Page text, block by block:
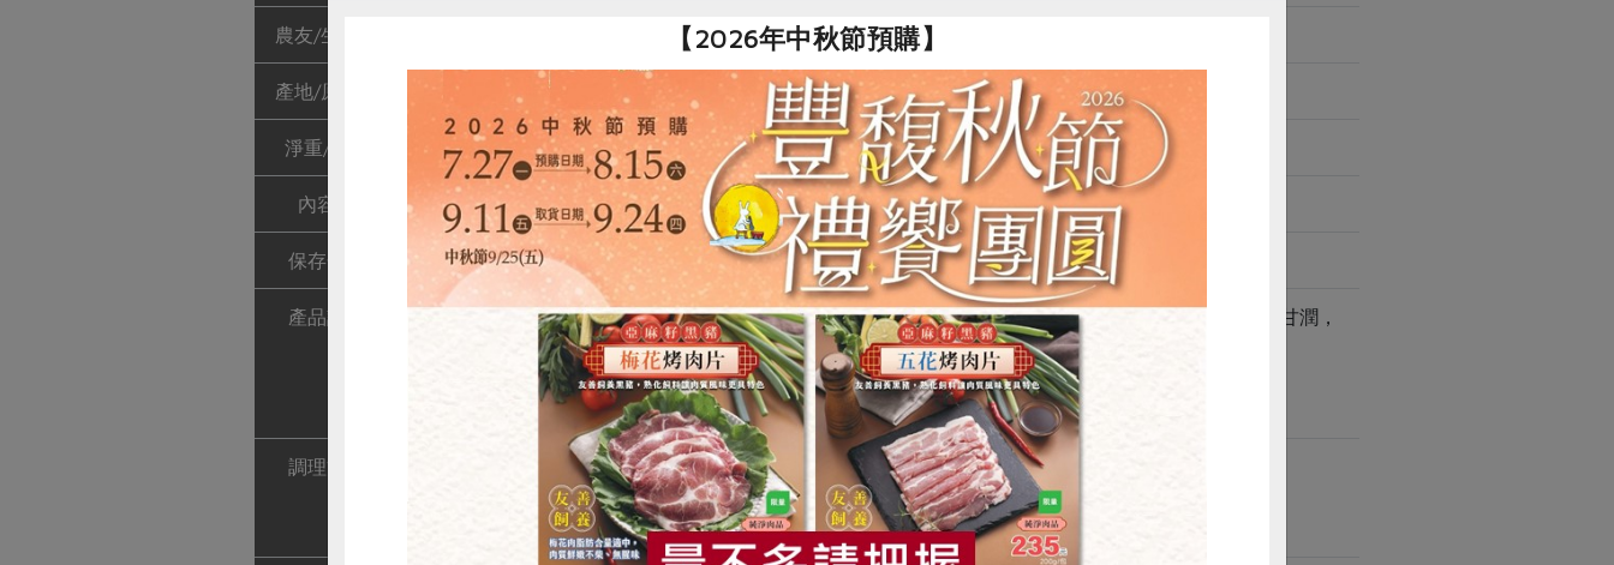
農友/生產者
產地/原產地
淨重/數量 茶拿鐵包13公克×6包、糖包9公克×6包
內容物 有機全脂奶粉、有機烏龍茶、有機砂糖
保存條件 陰涼處保存，避免陽光直射，未開封可保存12個月
產品說明
1. 透過獨特的製茶技藝，將烏龍茶製成GABA烏龍茶，搭配紐西蘭有機奶粉，讓GABA烏龍茶的口感更為甘潤，
2. 獨立糖包設計，可以自己控制甜度。
3. 即沖即飲方便，取代手搖飲，冷飲茶香順口，熱飲奶香醇厚。
調理方式
1. 熱飲：加入220ml溫熱水，充分攪拌，再依據個人喜好加入糖包，即可享用。
2. 冷飲：加入50ml溫熱水充分攪拌，再依據個人喜好加入糖包，再加入170ml冷水即可享用。
3. 水量可依個人口味調整水量。
惜食 RPET 食譜 減硝酸鹽 雞蛋 食安 共同購買
【2026年中秋節預購】